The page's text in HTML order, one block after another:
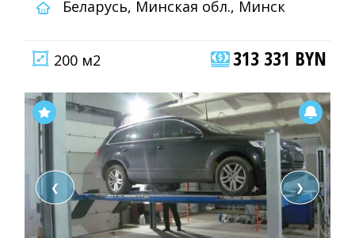
Беларусь, Минская обл., Минск
200 м2 313 331 BYN
❮ ❯